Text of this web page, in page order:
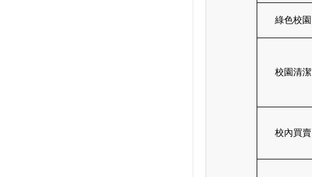
綠色校園
校園清潔
校內買賣